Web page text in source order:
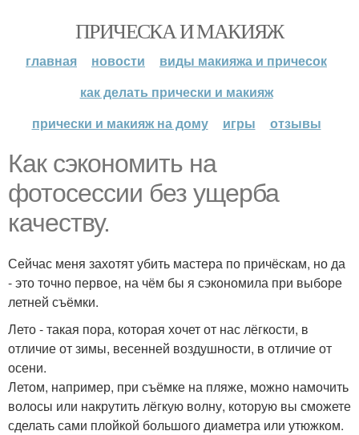
ПРИЧЕСКА И МАКИЯЖ
главная новости
виды макияжа и причесок
как делать прически и макияж
прически и макияж на дому
игры отзывы
Как сэкономить на
фотосессии без ущерба
качеству.
Сейчас меня захотят убить мастера по причёскам, но да
- это точно первое, на чём бы я сэкономила при выборе
летней съёмки.
Лето - такая пора, которая хочет от нас лёгкости, в
отличие от зимы, весенней воздушности, в отличие от
осени.
Летом, например, при съёмке на пляже, можно намочить
волосы или накрутить лёгкую волну, которую вы сможете
сделать сами плойкой большого диаметра или утюжком.